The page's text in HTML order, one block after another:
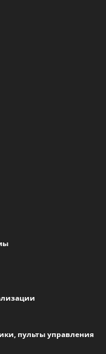
пульты управления